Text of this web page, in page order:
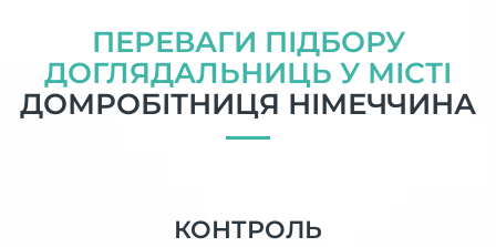
ПЕРЕВАГИ ПІДБОРУ
ДОГЛЯДАЛЬНИЦЬ У МІСТІ
ДОМРОБІТНИЦЯ НІМЕЧЧИНА
КОНТРОЛЬ